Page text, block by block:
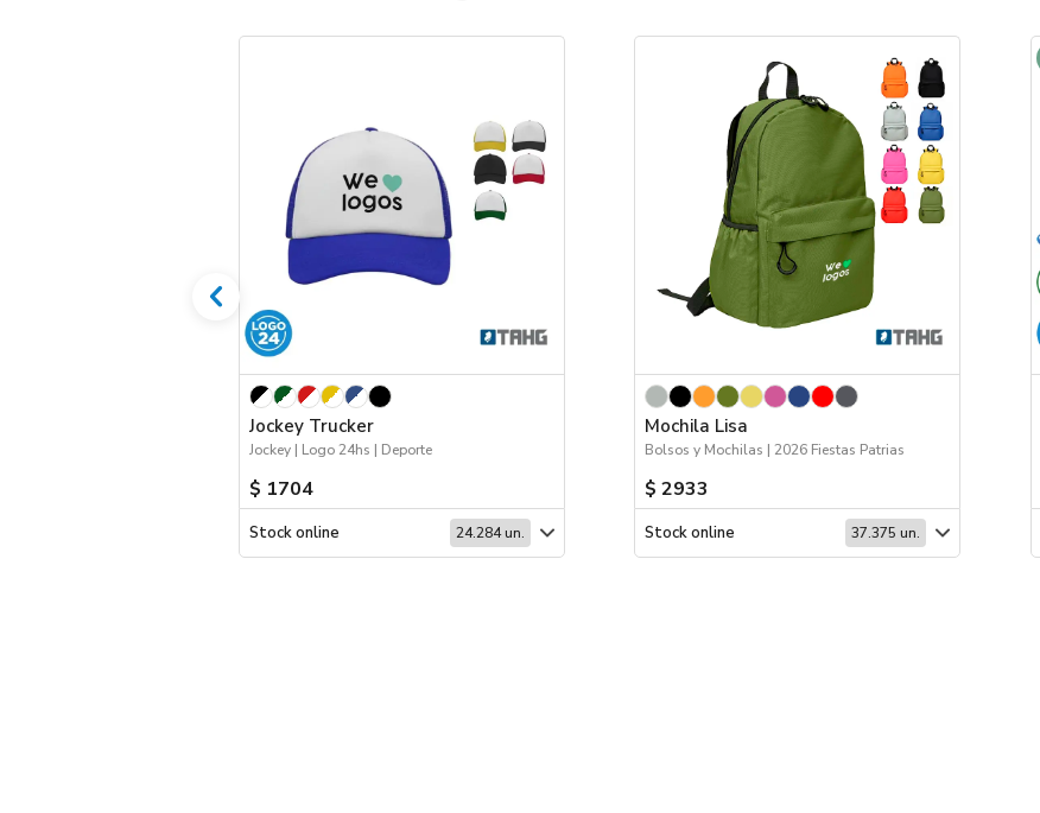
Jockey Trucker
Jockey | Logo 24hs | Deporte
$ 1704
Stock online 24.284 un.
Mochila Lisa
Bolsos y Mochilas | 2026 Fiestas Patrias
$ 2933
Stock online 37.375 un.